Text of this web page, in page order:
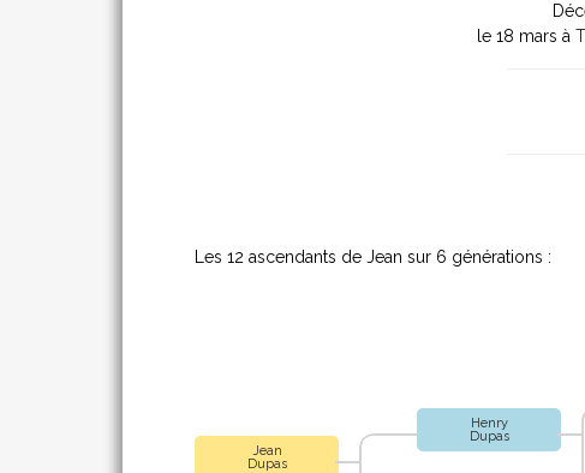
le 18 mars à
Les 12 ascendants de Jean sur 6 générations :
Jean
Dupas
Henry
Dupas